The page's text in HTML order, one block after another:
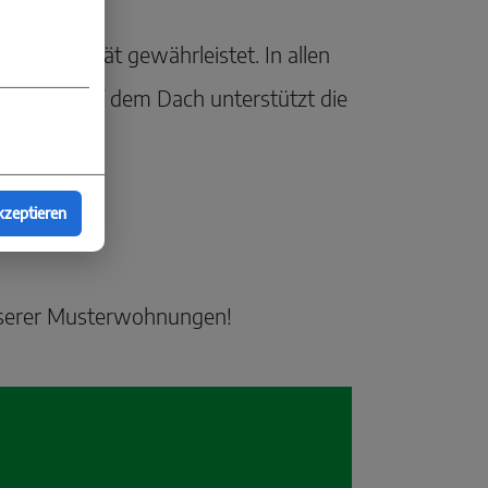
gewährleistet. In allen
16 kW auf dem Dach unterstützt die
Musterwohnungen!